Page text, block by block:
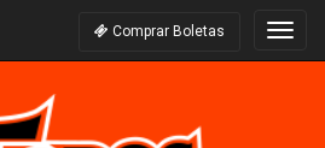
Comprar Boletas